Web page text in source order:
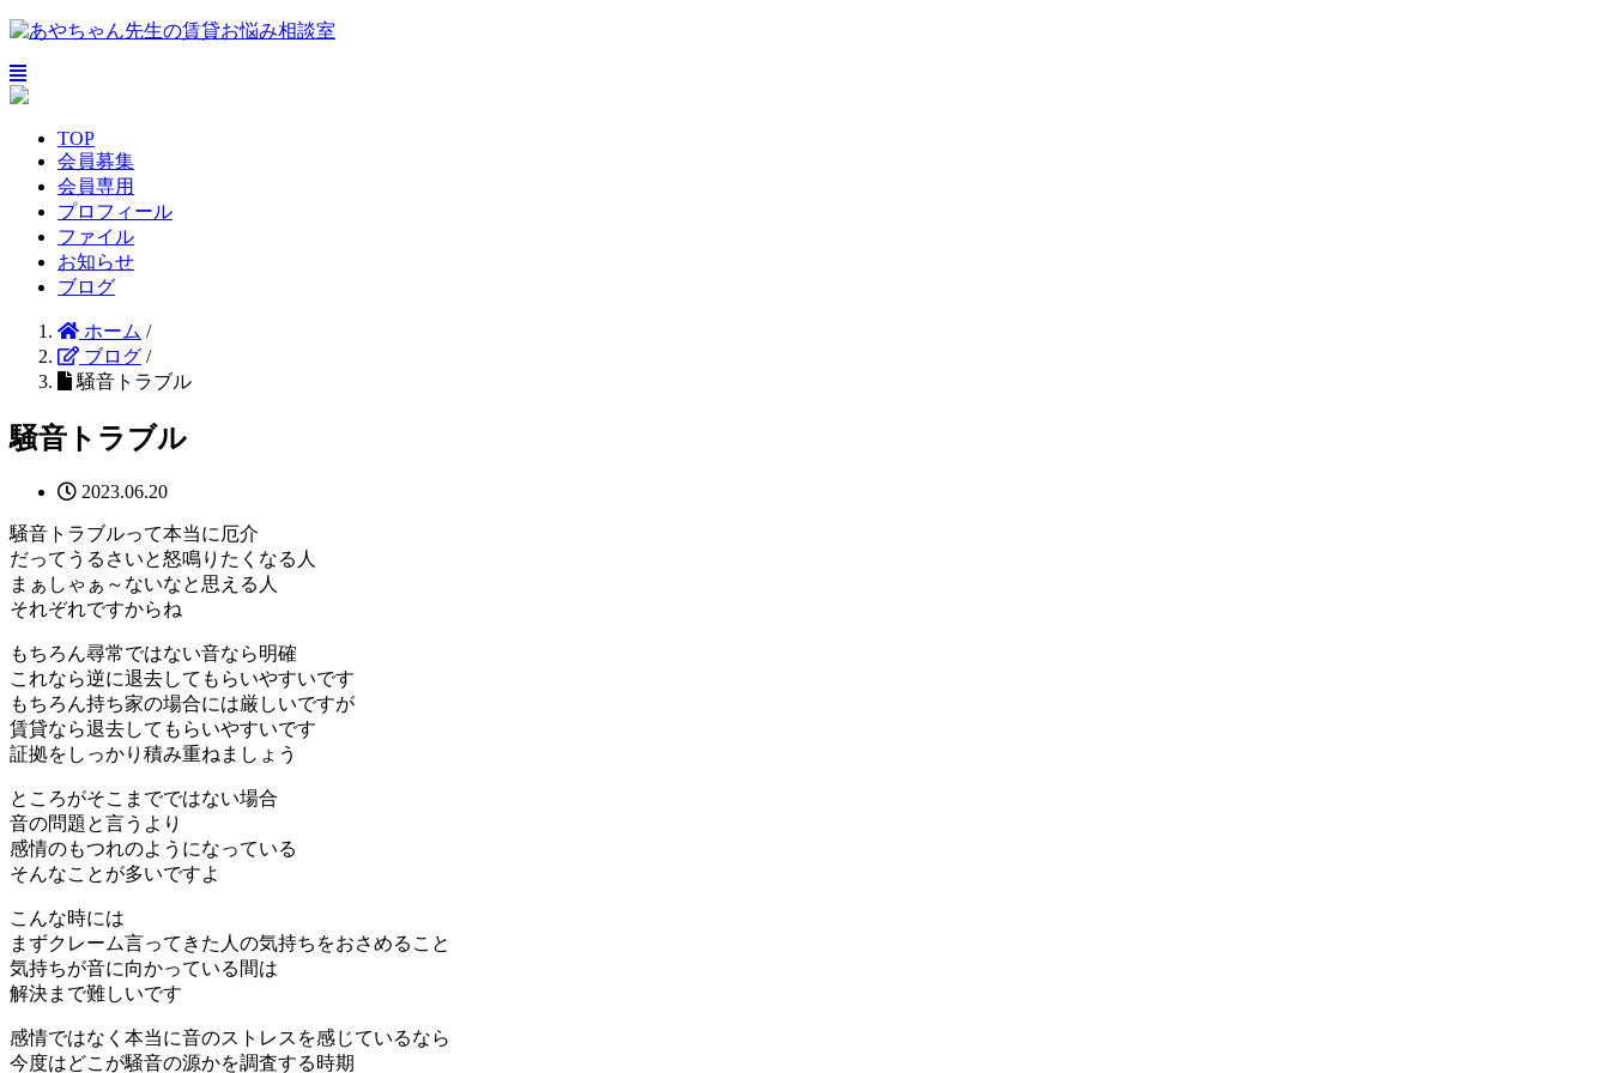
TOP
会員募集
会員専用
プロフィール
ファイル
お知らせ
ブログ
ホーム /
ブログ /
騒音トラブル
騒音トラブル
2023.06.20
騒音トラブルって本当に厄介
だってうるさいと怒鳴りたくなる人
まぁしゃぁ～ないなと思える人
それぞれですからね
もちろん尋常ではない音なら明確
これなら逆に退去してもらいやすいです
もちろん持ち家の場合には厳しいですが
賃貸なら退去してもらいやすいです
証拠をしっかり積み重ねましょう
ところがそこまでではない場合
音の問題と言うより
感情のもつれのようになっている
そんなことが多いですよ
こんな時には
まずクレーム言ってきた人の気持ちをおさめること
気持ちが音に向かっている間は
解決まで難しいです
感情ではなく本当に音のストレスを感じているなら
今度はどこが騒音の源かを調査する時期